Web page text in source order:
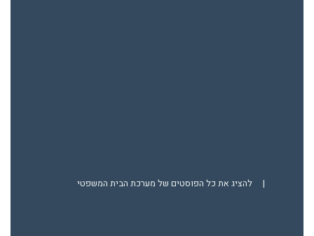
| להציג את כל הפוסטים של מערכת הבית המשפטי